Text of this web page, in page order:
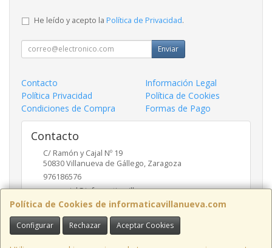
Política de Cookies de informaticavillanueva.com
Configurar Rechazar Aceptar Cookies
He leído y acepto la Política de Privacidad.
Enviar
Contacto
Información Legal
Política Privacidad
Política de Cookies
Condiciones de Compra
Formas de Pago
Contacto
C/ Ramón y Cajal Nº 19
50830Villanueva de Gállego, Zaragoza
976186576
comercial@informaticavillanueva.com
Horario